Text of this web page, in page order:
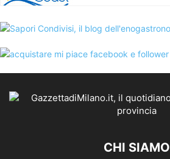
CHI SIAMO